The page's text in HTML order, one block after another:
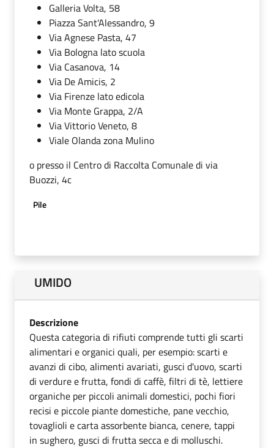
Galleria Volta, 58
Piazza Sant'Alessandro, 9
Via Agnese Pasta, 47
Via Bologna lato scuola
Via Casanova, 14
Via De Amicis, 2
Via Firenze lato edicola
Via Monte Grappa, 2/A
Via Vittorio Veneto, 8
Viale Olanda zona Mulino
o presso il Centro di Raccolta Comunale di via
Buozzi, 4c
Pile
UMIDO
Descrizione
Questa categoria di rifiuti comprende tutti gli scarti
alimentari e organici quali, per esempio: scarti e
avanzi di cibo, alimenti avariati, gusci d'uovo, scarti
di verdure e frutta, fondi di caffè, filtri di tè, lettiere
organiche per piccoli animali domestici, pochi fiori
recisi e piccole piante domestiche, pane vecchio,
tovaglioli e carta assorbente bianca, cenere, tappi
in sughero, gusci di frutta secca e di molluschi.